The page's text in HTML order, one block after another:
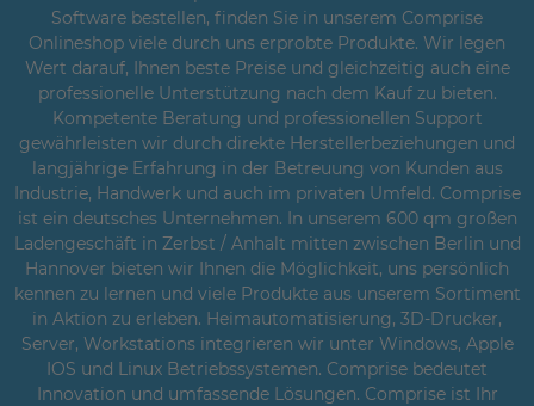
Software bestellen, finden Sie in unserem Comprise
Onlineshop viele durch uns erprobte Produkte. Wir legen
Wert darauf, Ihnen beste Preise und gleichzeitig auch eine
professionelle Unterstützung nach dem Kauf zu bieten.
Kompetente Beratung und professionellen Support
gewährleisten wir durch direkte Herstellerbeziehungen und
langjährige Erfahrung in der Betreuung von Kunden aus
Industrie, Handwerk und auch im privaten Umfeld. Comprise
ist ein deutsches Unternehmen. In unserem 600 qm großen
Ladengeschäft in Zerbst / Anhalt mitten zwischen Berlin und
Hannover bieten wir Ihnen die Möglichkeit, uns persönlich
kennen zu lernen und viele Produkte aus unserem Sortiment
in Aktion zu erleben. Heimautomatisierung, 3D-Drucker,
Server, Workstations integrieren wir unter Windows, Apple
IOS und Linux Betriebssystemen. Comprise bedeutet
Innovation und umfassende Lösungen. Comprise ist Ihr